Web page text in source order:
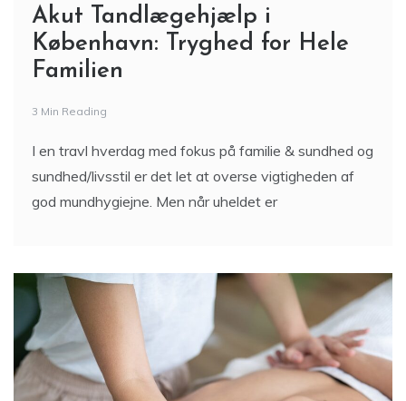
Akut Tandlægehjælp i
København: Tryghed for Hele
Familien
3 Min Reading
I en travl hverdag med fokus på familie & sundhed og
sundhed/livsstil er det let at overse vigtigheden af
god mundhygiejne. Men når uheldet er